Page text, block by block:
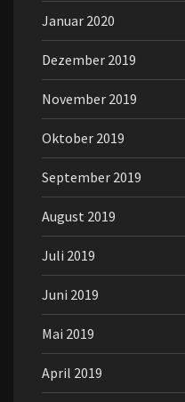
Januar 2020
Dezember 2019
November 2019
Oktober 2019
September 2019
August 2019
Juli 2019
Juni 2019
Mai 2019
April 2019